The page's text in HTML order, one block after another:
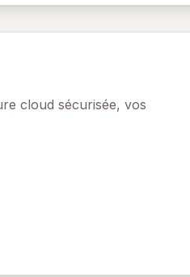
cloud sécurisée, vos